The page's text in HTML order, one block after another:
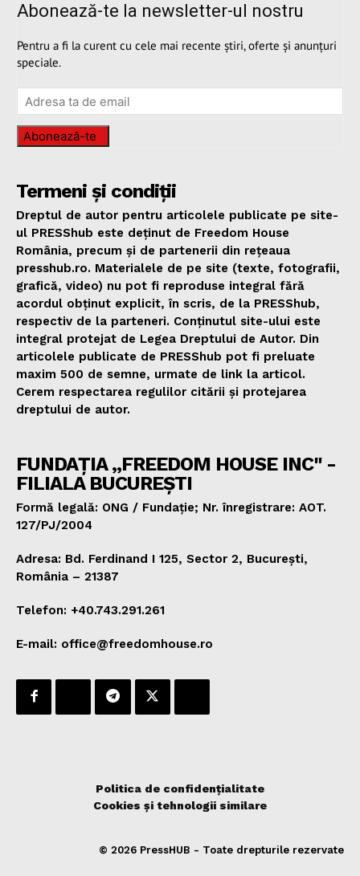
Abonează-te la newsletter-ul nostru
Pentru a fi la curent cu cele mai recente știri, oferte și anunțuri
speciale.
Abonează-te
Termeni și condiții
Dreptul de autor pentru articolele publicate pe site-
ul PRESShub este deținut de Freedom House
România, precum și de partenerii din rețeaua
presshub.ro. Materialele de pe site (texte, fotografii,
grafică, video) nu pot fi reproduse integral fără
acordul obținut explicit, în scris, de la PRESShub,
respectiv de la parteneri. Conținutul site-ului este
integral protejat de Legea Dreptului de Autor. Din
articolele publicate de PRESShub pot fi preluate
maxim 500 de semne, urmate de link la articol.
Cerem respectarea regulilor citării și protejarea
dreptului de autor.
FUNDAȚIA „FREEDOM HOUSE INC" -
FILIALA BUCUREȘTI
Formă legală: ONG / Fundație; Nr. înregistrare: AOT.
127/PJ/2004
Adresa: Bd. Ferdinand I 125, Sector 2, București,
România – 21387
Telefon: +40.743.291.261
E-mail: office@freedomhouse.ro
Politica de confidențialitate
Cookies și tehnologii similare
© 2026 PressHUB - Toate drepturile rezervate